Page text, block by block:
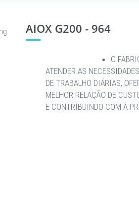
AIOX G200 - 964
O
ATENDER AS
DE TRABALHO DIÁRIAS,
MELHOR RELAÇÃO DE
E CONTRIBUINDO COM A